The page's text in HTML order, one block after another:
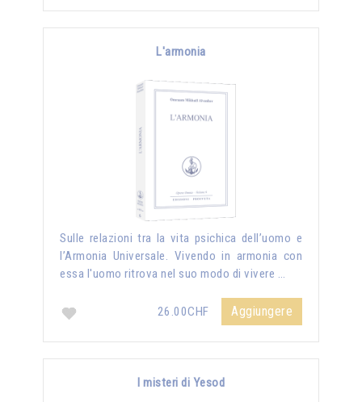
L'armonia
Sulle relazioni tra la vita psichica dell’uomo e
l’Armonia Universale. Vivendo in armonia con
essa l'uomo ritrova nel suo modo di vivere …
26.00CHF Aggiungere
I misteri di Yesod